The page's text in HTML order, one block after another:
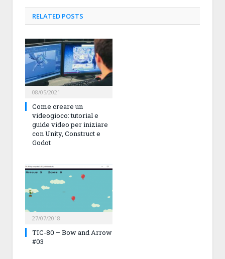
RELATED POSTS
08/05/2021
Come creare un
videogioco: tutorial e
guide video per iniziare
con Unity, Construct e
Godot
27/07/2018
TIC-80 – Bow and Arrow
#03